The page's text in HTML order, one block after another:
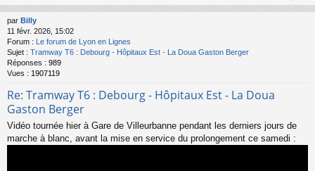
par Billy
11 févr. 2026, 15:02
Forum : Le forum de Lyon en Lignes
Sujet : Tramway T6 : Debourg - Hôpitaux Est - La Doua Gaston Berger
Réponses : 989
Vues : 1907119
Re: Tramway T6 : Debourg - Hôpitaux Est - La Doua
Gaston Berger
Vidéo tournée hier à Gare de Villeurbanne pendant les derniers jours de
marche à blanc, avant la mise en service du prolongement ce samedi :